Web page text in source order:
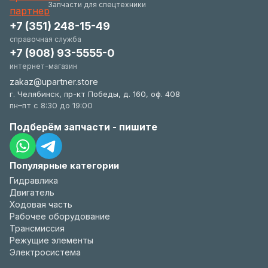
Запчасти для спецтехники
Популярные категории
Гидравлика
Двигатель
Ходовая часть
Рабочее оборудование
Трансмиссия
Режущие элементы
Электросистема
+7 (351) 248-15-49
справочная служба
+7 (908) 93-5555-0
интернет-магазин
zakaz@upartner.store
г. Челябинск, пр-кт Победы, д. 160, оф. 408
пн–пт с 8:30 до 19:00
Подберём запчасти - пишите